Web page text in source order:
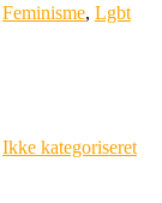
Feminisme, Lgbt
Ikke kategoriseret